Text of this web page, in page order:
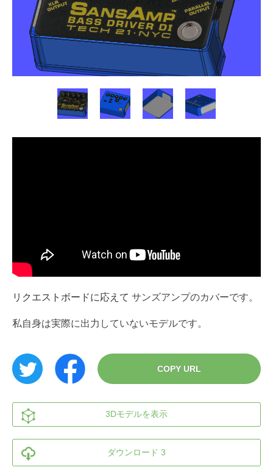
リクエストボードに応えて サンズアンプのカバーです。
私自身は実際に出力していないモデルです。
COPY URL
3Dモデルを表示
ダウンロード 3